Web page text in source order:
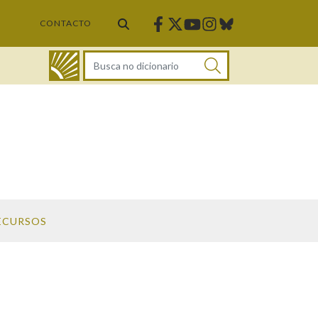
CONTACTO Facebook
Twitter
Youtube
Instagram
Bluesky
DICIONARIO